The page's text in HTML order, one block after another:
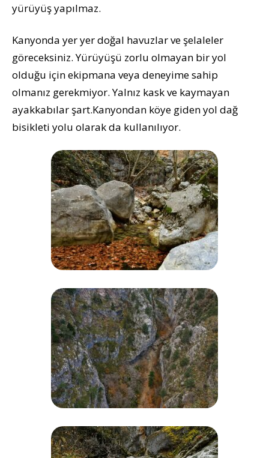
yürüyüş yapılmaz.
Kanyonda yer yer doğal havuzlar ve şelaleler
göreceksiniz. Yürüyüşü zorlu olmayan bir yol
olduğu için ekipmana veya deneyime sahip
olmanız gerekmiyor. Yalnız kask ve kaymayan
ayakkabılar şart.Kanyondan köye giden yol dağ
bisikleti yolu olarak da kullanılıyor.